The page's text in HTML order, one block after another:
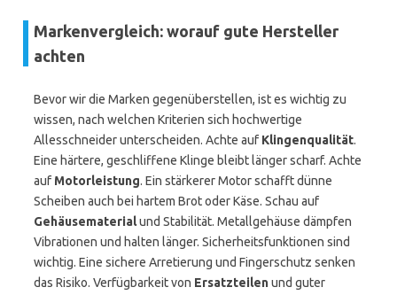
Markenvergleich: worauf gute Hersteller
achten
Bevor wir die Marken gegenüberstellen, ist es wichtig zu
wissen, nach welchen Kriterien sich hochwertige
Allesschneider unterscheiden. Achte auf Klingenqualität.
Eine härtere, geschliffene Klinge bleibt länger scharf. Achte
auf Motorleistung. Ein stärkerer Motor schafft dünne
Scheiben auch bei hartem Brot oder Käse. Schau auf
Gehäusematerialund Stabilität. Metallgehäuse dämpfen
Vibrationen und halten länger. Sicherheitsfunktionen sind
wichtig. Eine sichere Arretierung und Fingerschutz senken
das Risiko. Verfügbarkeit von Ersatzteilenund guter